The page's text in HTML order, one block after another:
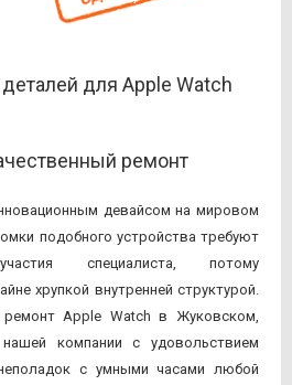
для Apple Watch
ремонт
девайсом на мировом
подобного устройства требуют
специалиста, потому
хрупкой внутренней структурой.
Apple Watch в Жуковском,
компании с удовольствием
с умными часами любой